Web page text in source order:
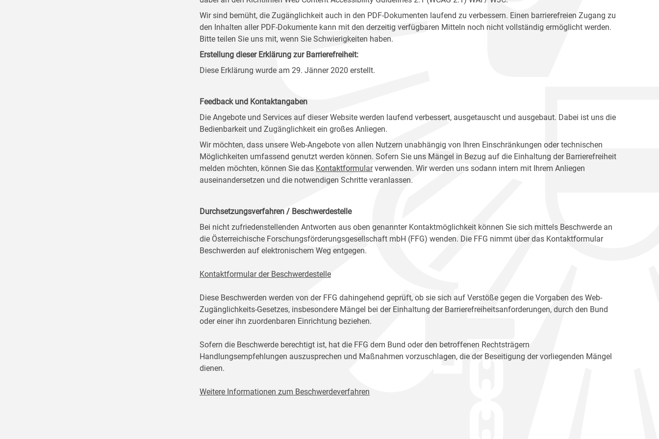
Wir sind bemüht, die Zugänglichkeit auch in den PDF-Dokumenten laufend zu verbessern. Einen barrierefreien Zugang zu
den Inhalten aller PDF-Dokumente kann mit den derzeitig verfügbaren Mitteln noch nicht vollständig ermöglicht werden.
Bitte teilen Sie uns mit, wenn Sie Schwierigkeiten haben.
Erstellung dieser Erklärung zur Barrierefreiheit:
Diese Erklärung wurde am 29. Jänner 2020 erstellt.
Feedback und Kontaktangaben
Die Angebote und Services auf dieser Website werden laufend verbessert, ausgetauscht und ausgebaut. Dabei ist uns die
Bedienbarkeit und Zugänglichkeit ein großes Anliegen.
Wir möchten, dass unsere Web-Angebote von allen Nutzern unabhängig von Ihren Einschränkungen oder technischen
Möglichkeiten umfassend genutzt werden können. Sofern Sie uns Mängel in Bezug auf die Einhaltung der Barrierefreiheit
melden möchten, können Sie das Kontaktformularverwenden. Wir werden uns sodann intern mit Ihrem Anliegen
auseinandersetzen und die notwendigen Schritte veranlassen.
Durchsetzungsverfahren / Beschwerdestelle
Bei nicht zufriedenstellenden Antworten aus oben genannter Kontaktmöglichkeit können Sie sich mittels Beschwerde an
die Österreichische Forschungsförderungsgesellschaft mbH (FFG) wenden. Die FFG nimmt über das Kontaktformular
Beschwerden auf elektronischem Weg entgegen.
Kontaktformular der Beschwerdestelle
Diese Beschwerden werden von der FFG dahingehend geprüft, ob sie sich auf Verstöße gegen die Vorgaben des Web-
Zugänglichkeits-Gesetzes, insbesondere Mängel bei der Einhaltung der Barrierefreiheitsanforderungen, durch den Bund
oder einer ihn zuordenbaren Einrichtung beziehen.
Sofern die Beschwerde berechtigt ist, hat die FFG dem Bund oder den betroffenen Rechtsträgern
Handlungsempfehlungen auszusprechen und Maßnahmen vorzuschlagen, die der Beseitigung der vorliegenden Mängel
dienen.
Weitere Informationen zum Beschwerdeverfahren